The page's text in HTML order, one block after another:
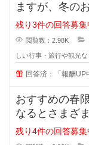
ますが、冬の
お手入れにつ
残り3件の回答募集
閲覧数：2.98K
しい行事・旅行や観光
回答済：「報酬UP
おすすめの春
なるとさまざ
商品が発売さ
残り4件の回答募集